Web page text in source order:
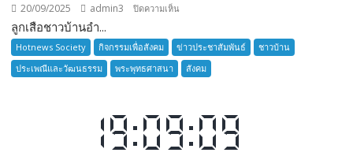
20/09/2025 admin3 ปิดความเห็น
เสือ
ชาว
บ้าน
เปิด
รับ
ลูกเสือชาวบ้านอำ...
Hotnews Society กิจกรรมเพื่อสังคม ข่าวประชาสัมพันธ์
ชาวบ้าน
ประเพณีและวัฒนธรรม
พระพุทธศาสนา สังคม